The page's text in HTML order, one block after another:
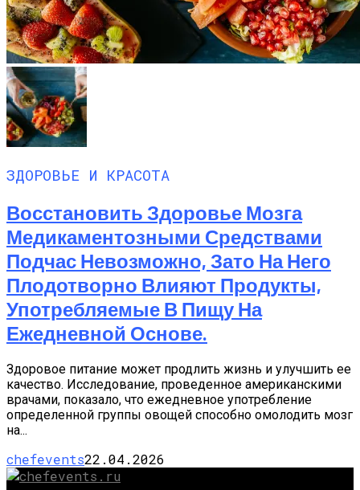
ЗДОРОВЬЕ И КРАСОТА
Восстановить Здоровье Мозга
Медикаментозными Средствами
Подчас Невозможно, Зато На Него
Плодотворно Влияют Продукты,
Употребляемые В Пищу На
Ежедневной Основе.
Здоровое питание может продлить жизнь и улучшить ее
качество. Исследование, проведенное американскими
врачами, показало, что ежедневное употребление
определенной группы овощей способно омолодить мозг
на...
chefevents22.04.2026